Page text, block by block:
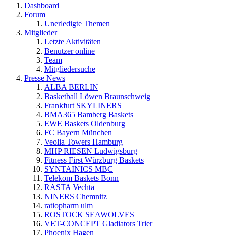
Dashboard
Forum
Unerledigte Themen
Mitglieder
Letzte Aktivitäten
Benutzer online
Team
Mitgliedersuche
Presse News
ALBA BERLIN
Basketball Löwen Braunschweig
Frankfurt SKYLINERS
BMA365 Bamberg Baskets
EWE Baskets Oldenburg
FC Bayern München
Veolia Towers Hamburg
MHP RIESEN Ludwigsburg
Fitness First Würzburg Baskets
SYNTAINICS MBC
Telekom Baskets Bonn
RASTA Vechta
NINERS Chemnitz
ratiopharm ulm
ROSTOCK SEAWOLVES
VET-CONCEPT Gladiators Trier
Phoenix Hagen